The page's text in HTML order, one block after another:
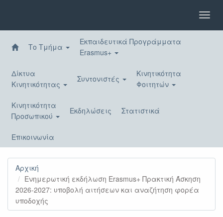
περιεχόμενο
Το Τμήμα
Εκπαιδευτικά Προγράμματα
Erasmus+
Δίκτυα
Κινητικότητας
Συντονιστές
Κινητικότητα
Φοιτητών
Κινητικότητα
Προσωπικού
Εκδηλώσεις Στατιστικά
Επικοινωνία
Αρχική
Ενημερωτική εκδήλωση Erasmus+ Πρακτική Άσκηση
2026-2027: υποβολή αιτήσεων και αναζήτηση φορέα
υποδοχής